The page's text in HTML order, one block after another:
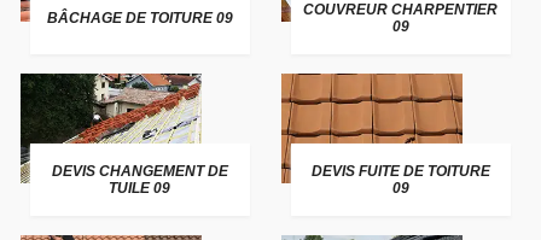
BÂCHAGE DE TOITURE 09
COUVREUR CHARPENTIER
09
DEVIS CHANGEMENT DE
TUILE 09
DEVIS FUITE DE TOITURE
09